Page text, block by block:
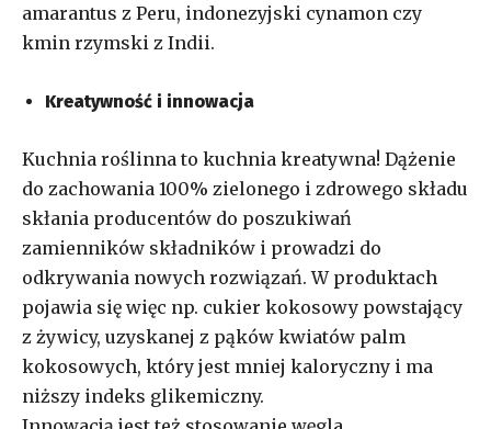
amarantus z Peru, indonezyjski cynamon czy
kmin rzymski z Indii.
Kreatywność i innowacja
Kuchnia roślinna to kuchnia kreatywna! Dążenie
do zachowania 100% zielonego i zdrowego składu
skłania producentów do poszukiwań
zamienników składników i prowadzi do
odkrywania nowych rozwiązań. W produktach
pojawia się więc np. cukier kokosowy powstający
z żywicy, uzyskanej z pąków kwiatów palm
kokosowych, który jest mniej kaloryczny i ma
niższy indeks glikemiczny.